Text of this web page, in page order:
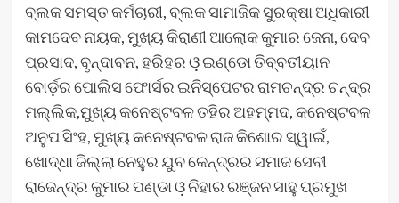
ବ୍ଲକ ସମସ୍ତ କର୍ମଚାରୀ, ବ୍ଲକ ସାମାଜିକ ସୁରକ୍ଷା ଅଧିକାରୀ
କାମଦେବ ନାୟକ, ମୁଖ୍ୟ କିରାଣୀ ଆଲୋକ କୁମାର ଜେନା, ଦେବ
ପ୍ରସାଦ, ବୃନ୍ଦାବନ, ହରିହର ଓ଼ ଇଣ୍ଡୋ ତିବ୍ବତୀୟାନ
ବୋର୍ଡ଼ର ପୋଲିସ ଫୋର୍ସର ଇନିସ୍ପେଟର ରାମଚନ୍ଦ୍ର ଚନ୍ଦ୍ର
ମଲ୍ଲିକ,ମୁଖ୍ୟ କନେଷ୍ଟବଳ ତହିର ଅହମ୍ମଦ, କନେଷ୍ଟବଳ
ଅନୁପ ସିଂହ, ମୁଖ୍ୟ କନେଷ୍ଟବଳ ରାଜ କିଶୋର ସ୍ୱାଇଁ,
ଖୋଦ୍ଧା ଜିଲ୍ଲା ନେହୁର ଯୁବ କେନ୍ଦ୍ରର ସମାଜ ସେବୀ
ରାଜେନ୍ଦ୍ର କୁମାର ପଣ୍ଡା ଓ଼ ନିହାର ରଞ୍ଜନ ସାହୁ ପ୍ରମୁଖ